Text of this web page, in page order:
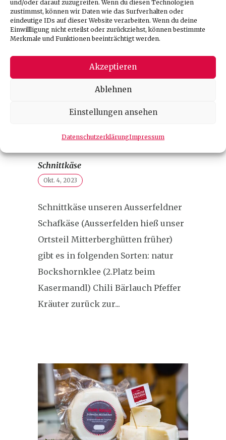
und/oder darauf zuzugreifen. Wenn du diesen Technologien
zustimmst, können wir Daten wie das Surfverhalten oder
eindeutige IDs auf dieser Website verarbeiten. Wenn du deine
Einwillligung nicht erteilst oder zurückziehst, können bestimmte
Merkmale und Funktionen beeinträchtigt werden.
Akzeptieren
Ablehnen
Einstellungen ansehen
DatenschutzerklärungImpressum
Schnittkäse
Okt. 4, 2023
Schnittkäse unseren Ausserfeldner
Schafkäse (Ausserfelden hieß unser
Ortsteil Mitterberghütten früher)
gibt es in folgenden Sorten: natur
Bockshornklee (2.Platz beim
Kasermandl) Chili Bärlauch Pfeffer
Kräuter zurück zur...